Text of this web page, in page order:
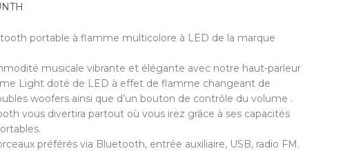
portable à flamme multicolore à LED de la marque
musicale vibrante et élégante avec notre haut-parleur
Light doté de LED à effet de flamme changeant de
woofers ainsi que d’un bouton de contrôle du volume .
vous divertira partout où vous irez grâce à ses capacités
préférés via Bluetooth, entrée auxiliaire, USB, radio FM.